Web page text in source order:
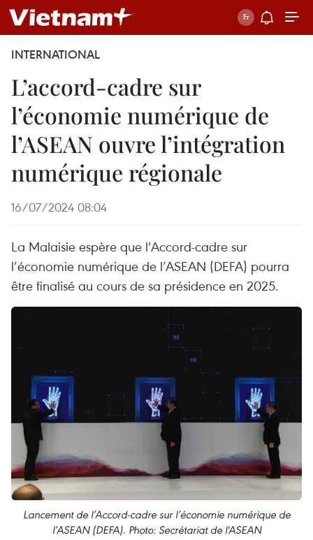
INTERNATIONAL
L’accord-cadre sur
l’économie numérique de
l’ASEAN ouvre l’intégration
numérique régionale
16/07/2024 08:04
La Malaisie espère que l’Accord-cadre sur
l’économie numérique de l’ASEAN (DEFA) pourra
être finalisé au cours de sa présidence en 2025.
Lancement de l’Accord-cadre sur l’économie numérique de
l’ASEAN (DEFA). Photo: Secrétariat de l'ASEAN